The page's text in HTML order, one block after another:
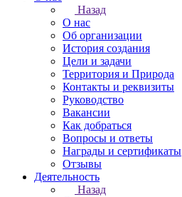
Назад
О нас
Об организации
История создания
Цели и задачи
Территория и Природа
Контакты и реквизиты
Руководство
Вакансии
Как добраться
Вопросы и ответы
Награды и сертификаты
Отзывы
Деятельность
Назад